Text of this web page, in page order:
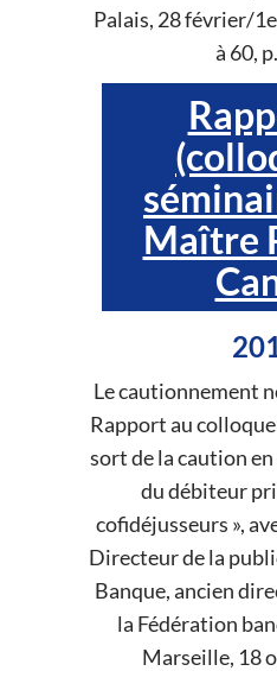
Palais, 28 février/
à 60,
Maître
Le cautionnement
Rapport au colloque
sort de la caution
du débiteur
cofidéjusseurs »,
Directeur de la
Banque, ancien
la Fédération
Marseille, 18